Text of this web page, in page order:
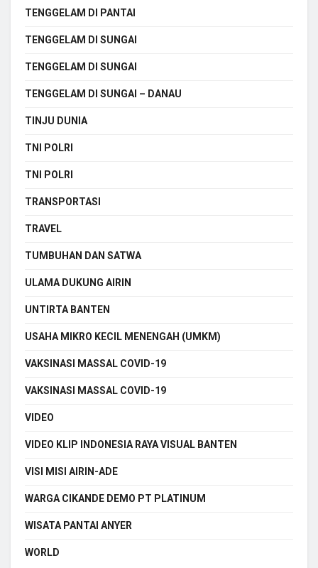
TENGGELAM DI PANTAI
TENGGELAM DI SUNGAI
TENGGELAM DI SUNGAI
TENGGELAM DI SUNGAI – DANAU
TINJU DUNIA
TNI POLRI
TNI POLRI
TRANSPORTASI
TRAVEL
TUMBUHAN DAN SATWA
ULAMA DUKUNG AIRIN
UNTIRTA BANTEN
USAHA MIKRO KECIL MENENGAH (UMKM)
VAKSINASI MASSAL COVID-19
VAKSINASI MASSAL COVID-19
VIDEO
VIDEO KLIP INDONESIA RAYA VISUAL BANTEN
VISI MISI AIRIN-ADE
WARGA CIKANDE DEMO PT PLATINUM
WISATA PANTAI ANYER
WORLD